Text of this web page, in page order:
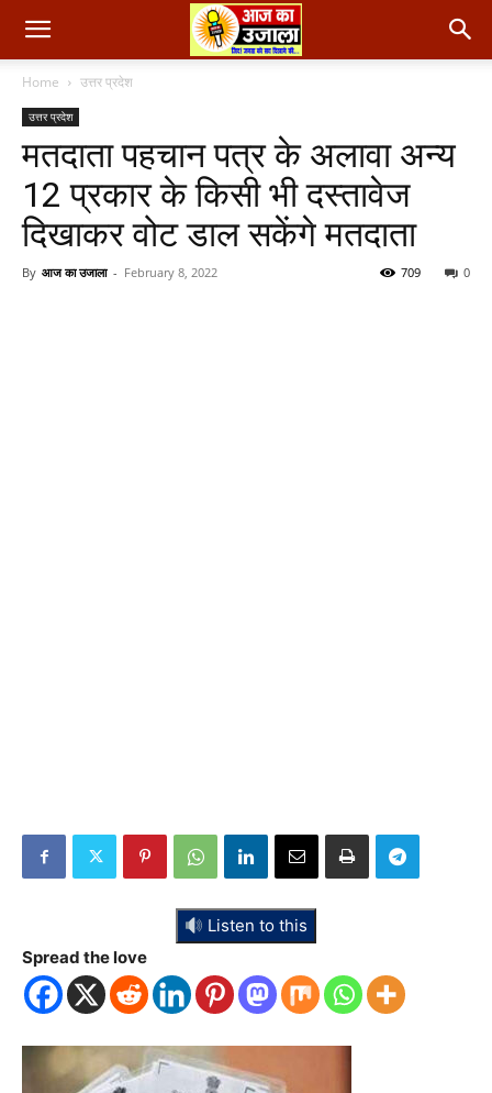
Home उत्तर प्रदेश
उत्तर प्रदेश
मतदाता पहचान पत्र के अलावा अन्य
12 प्रकार के किसी भी दस्तावेज
दिखाकर वोट डाल सकेंगे मतदाता
By आज का उजाला - February 8, 2022 0
709
Listen to this
Spread the love